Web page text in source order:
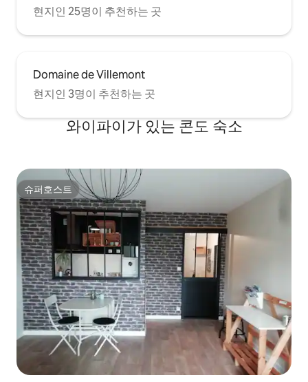
현지인 25명이 추천하는 곳
Domaine de Villemont
현지인 3명이 추천하는 곳
와이파이가 있는 콘도 숙소
슈퍼호스트
슈퍼호스트